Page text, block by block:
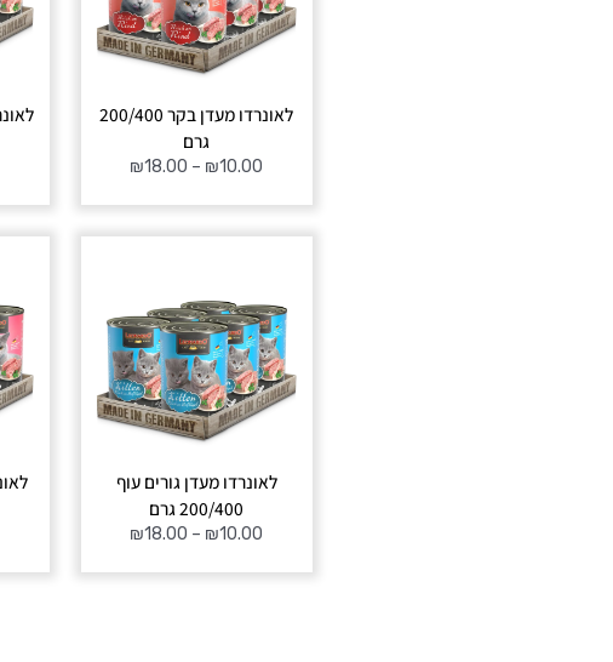
לאונרדו מעדן בקר 200/400
גרם
₪10.00
–
₪18.00
לאונרדו מעדן גורים עוף
200/400 גרם
₪10.00
–
₪18.00
עד
⁦₪18.00⁩